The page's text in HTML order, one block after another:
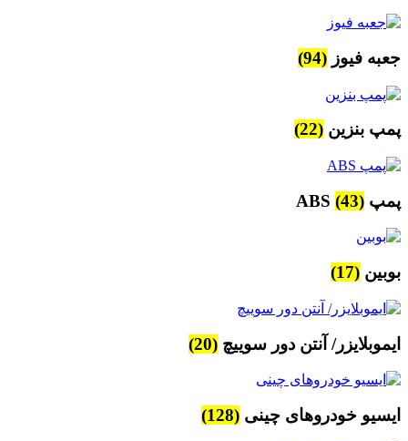
جعبه فیوز (94)
پمپ بنزین (22)
پمپ ABS (43)
بوبین (17)
ایموبلایزر/ آنتن دور سوییچ (20)
ایسیو خودروهای چینی (128)